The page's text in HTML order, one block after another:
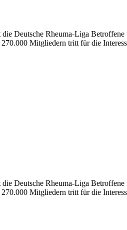
Deutsche Rheuma-Liga
Mitgliedern tritt für die
Deutsche Rheuma-Liga
Mitgliedern tritt für die